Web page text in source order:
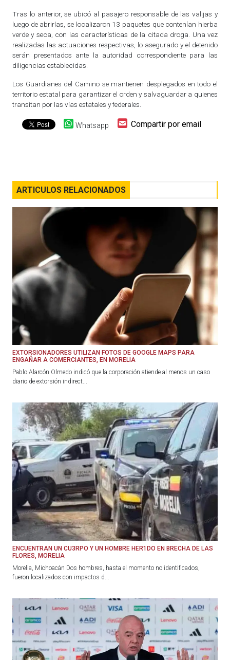
Tras lo anterior, se ubicó al pasajero responsable de las valijas y
luego de abrirlas, se localizaron 13 paquetes que contenían hierba
verde y seca, con las características de la citada droga. Una vez
realizadas las actuaciones respectivas, lo asegurado y el detenido
serán presentados ante la autoridad correspondiente para las
diligencias establecidas.
Los Guardianes del Camino se mantienen desplegados en todo el
territorio estatal para garantizar el orden y salvaguardar a quienes
transitan por las vías estatales y federales.
Whatsapp Compartir por email
ARTICULOS RELACIONADOS
EXTORSIONADORES UTILIZAN FOTOS DE GOOGLE MAPS PARA
ENGAÑAR A COMERCIANTES, EN MORELIA
Pablo Alarcón Olmedo indicó que la corporación atiende al menos un caso
diario de extorsión indirect...
ENCUENTRAN UN CU3RPO Y UN HOMBRE HER1DO EN BRECHA DE LAS
FLORES, MORELIA
Morelia, Michoacán Dos hombres, hasta el momento no identificados,
fueron localizados con impactos d...